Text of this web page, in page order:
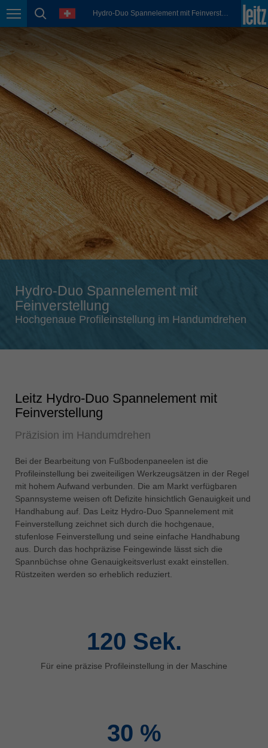
Seitennavigation
Seitensuche
Sprache Hydro-Duo Spannelement mit Feinverstellung
México
Nederland
nederlands
Österreich
deutsch
Polska
polski
Portugal
português
România
Română
Schweiz
deutsch français
english
Slovenija
Suomi
english
Türkiye
türkçe
USA
english
Việt Nam
中国
中文
ประเทศไทย
ไทย
Hydro-Duo Spannelement mit
Feinverstellung
Hochgenaue Profileinstellung im Handumdrehen
Leitz Hydro-Duo Spannelement mit
Feinverstellung
Präzision im Handumdrehen
Bei der Bearbeitung von Fußbodenpaneelen ist die
Profileinstellung bei zweiteiligen Werkzeugsätzen in der Regel
mit hohem Aufwand verbunden. Die am Markt verfügbaren
Spannsysteme weisen oft Defizite hinsichtlich Genauigkeit und
Handhabung auf. Das Leitz Hydro-Duo Spannelement mit
Feinverstellung zeichnet sich durch die hochgenaue,
stufenlose Feinverstellung und seine einfache Handhabung
aus. Durch das hochpräzise Feingewinde lässt sich die
Spannbüchse ohne Genauigkeitsverlust exakt einstellen.
Rüstzeiten werden so erheblich reduziert.
120 Sek.
Für eine präzise Profileinstellung in der Maschine
30 %